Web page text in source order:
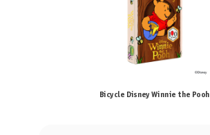
Bicycle Disney Winnie the Pooh